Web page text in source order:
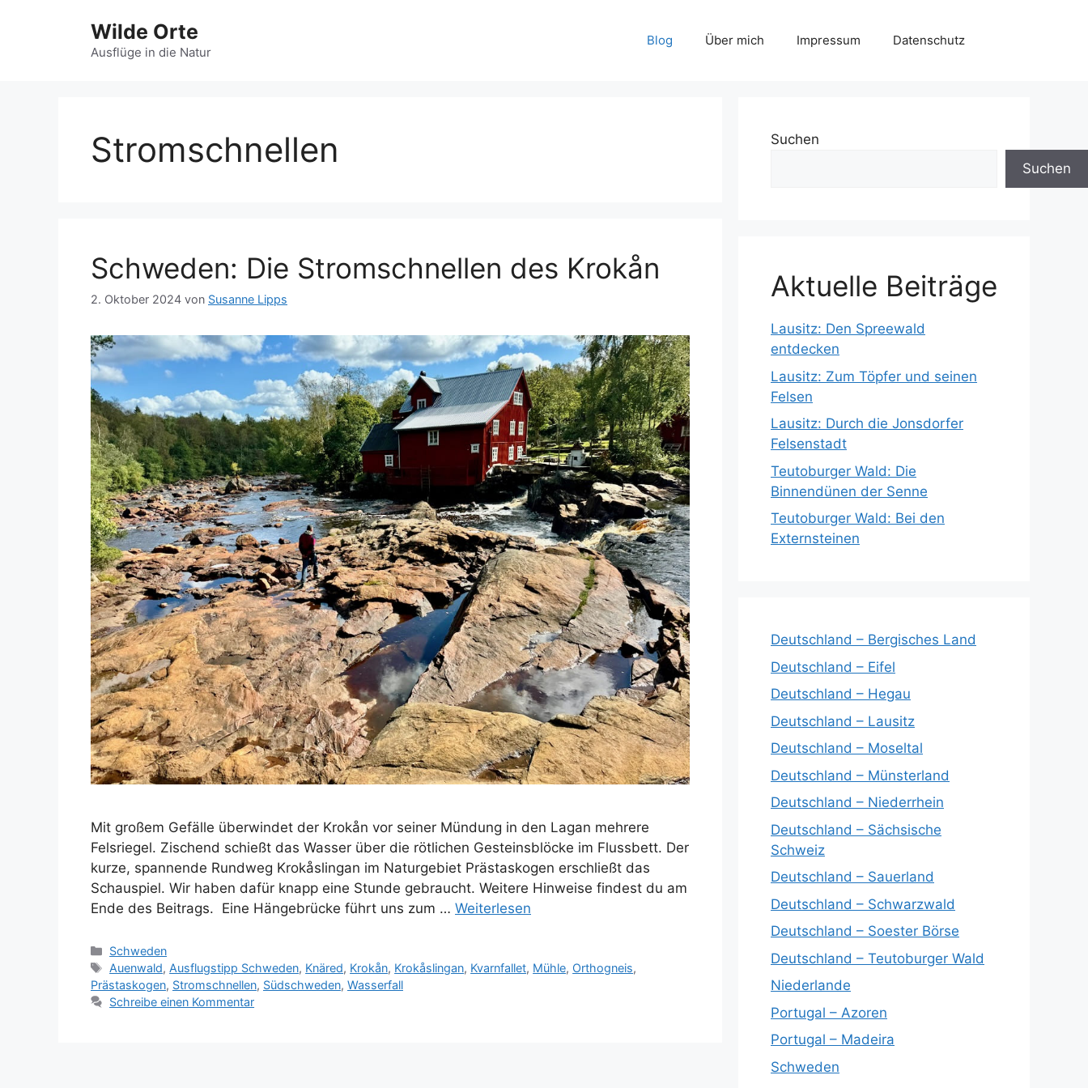
Wilde Orte
Ausflüge in die Natur
Blog Über mich Impressum Datenschutz
Stromschnellen
Schweden: Die Stromschnellen des Krokån
2. Oktober 2024 von Susanne Lipps
Mit großem Gefälle überwindet der Krokån vor seiner Mündung in den Lagan mehrere
Felsriegel. Zischend schießt das Wasser über die rötlichen Gesteinsblöcke im Flussbett. Der
kurze, spannende Rundweg Krokåslingan im Naturgebiet Prästaskogen erschließt das
Schauspiel. Wir haben dafür knapp eine Stunde gebraucht. Weitere Hinweise findest du am
Ende des Beitrags. Eine Hängebrücke führt uns zum … Weiterlesen
Kategorien
Schweden
Schlagwörter
Auenwald, Ausflugstipp Schweden, Knäred, Krokån, Krokåslingan, Kvarnfallet, Mühle, Orthogneis,
Prästaskogen, Stromschnellen, Südschweden, Wasserfall
Schreibe einen Kommentar
Suchen
Suchen
Aktuelle Beiträge
Lausitz: Den Spreewald
entdecken
Lausitz: Zum Töpfer und seinen
Felsen
Lausitz: Durch die Jonsdorfer
Felsenstadt
Teutoburger Wald: Die
Binnendünen der Senne
Teutoburger Wald: Bei den
Externsteinen
Deutschland – Bergisches Land
Deutschland – Eifel
Deutschland – Hegau
Deutschland – Lausitz
Deutschland – Moseltal
Deutschland – Münsterland
Deutschland – Niederrhein
Deutschland – Sächsische
Schweiz
Deutschland – Sauerland
Deutschland – Schwarzwald
Deutschland – Soester Börse
Deutschland – Teutoburger Wald
Niederlande
Portugal – Azoren
Portugal – Madeira
Schweden